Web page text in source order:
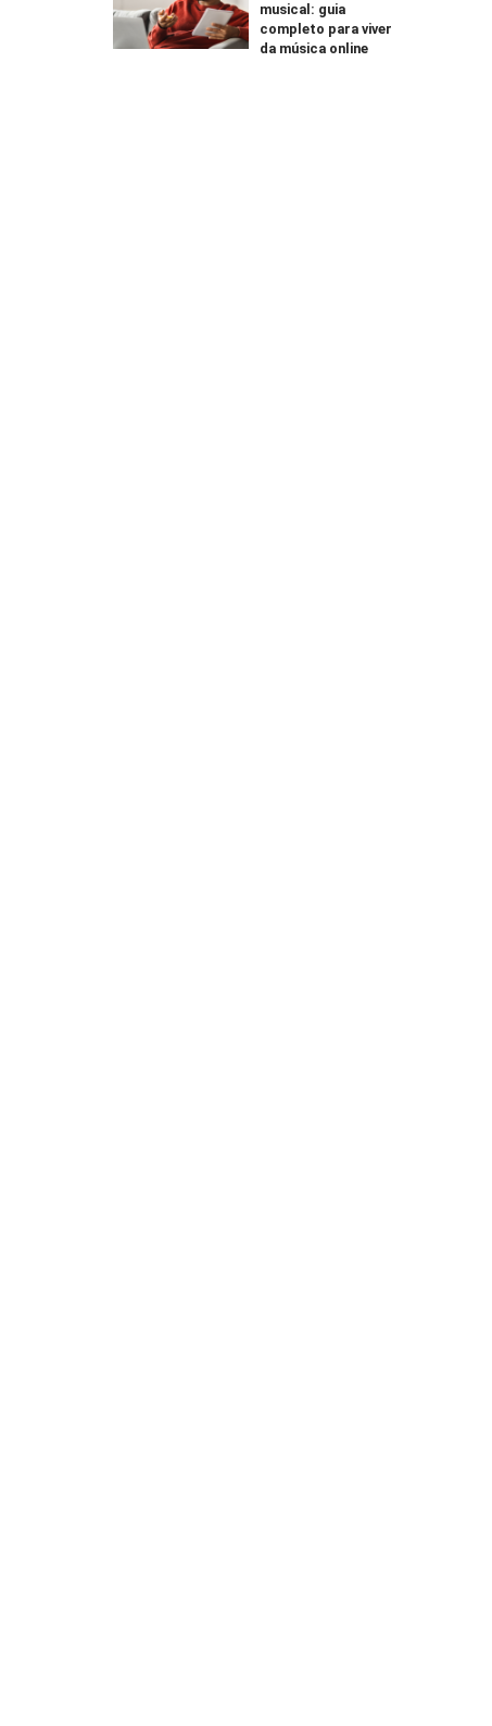
musical: guia
completo para viver
da música online